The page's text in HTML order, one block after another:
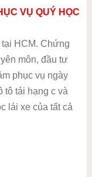
VỤ QUÝ HỌC
HCM. Chứng
môn, đầu tư
phục vụ ngày
tô tải hạng c và
lái xe của tất cả